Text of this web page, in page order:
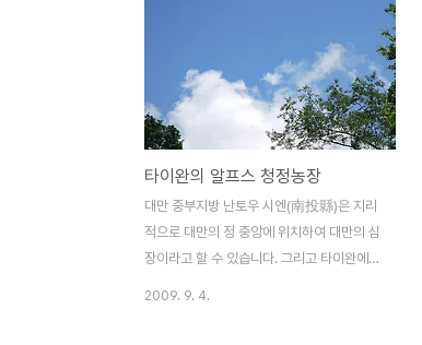
타이완의 알프스 청정농장
대만 중부지방 난토우 시엔(南投縣)은 지리
적으로 대만의 정 중앙에 위치하여 대만의 심
장이라고 할 수 있습니다. 그리고 타이완에서
2009. 9. 4.